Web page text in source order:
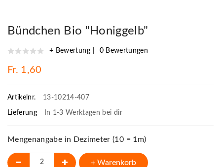
Bündchen Bio "Honiggelb"
+ Bewertung 0 Bewertungen
Fr. 1,60
Artikelnr. 13-10214-407
Lieferung In 1-3 Werktagen bei dir
Mengenangabe in Dezimeter (10 = 1m)
+ Warenkorb